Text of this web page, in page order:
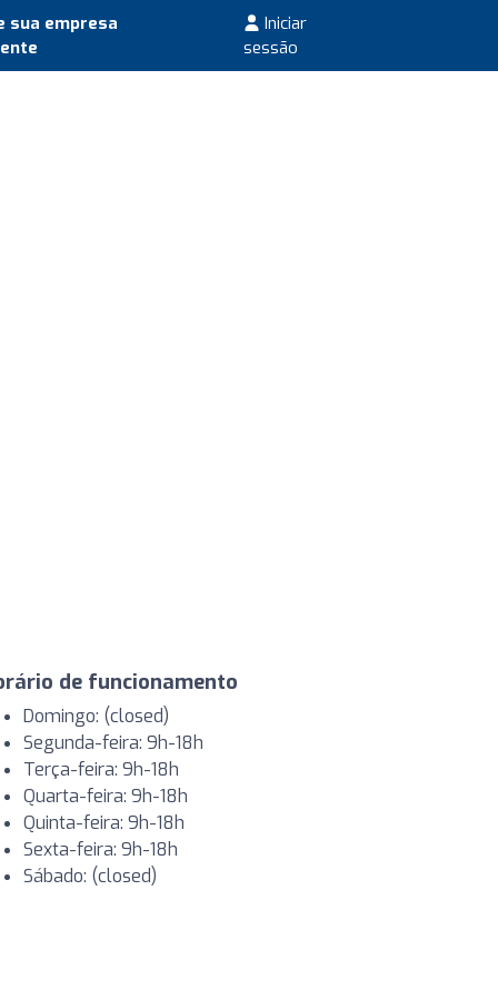
sua empresa
Iniciar
sessão
de funcionamento
Domingo: (closed)
Segunda-feira: 9h-18h
Terça-feira: 9h-18h
Quarta-feira: 9h-18h
Quinta-feira: 9h-18h
Sexta-feira: 9h-18h
Sábado: (closed)